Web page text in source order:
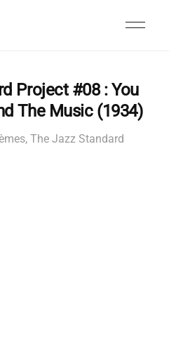
Project #08 : You
The Music (1934)
, The Jazz Standard